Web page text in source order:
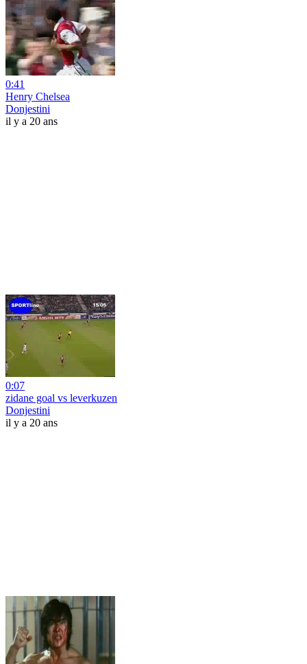
0:41
Henry Chelsea
Donjestini
il y a 20 ans
0:07
zidane goal vs leverkuzen
Donjestini
il y a 20 ans